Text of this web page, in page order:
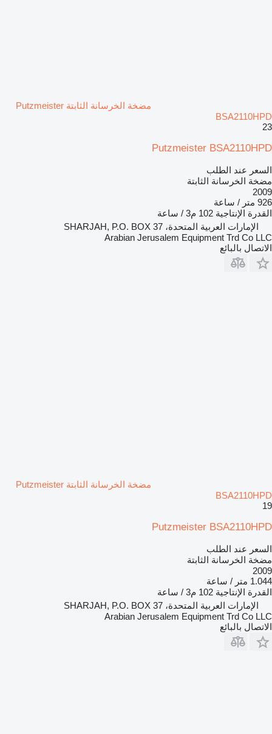
مضخة الخرسانة الثابتة Putzmeister
BSA2110HPD
23
Putzmeister BSA2110HPD
السعر عند الطلب
مضخة الخرسانة الثابتة
2009
926 متر / ساعة
القدرة الإنتاجية 102 م3 / ساعة
الإمارات العربية المتحدة، SHARJAH, P.O. BOX 37
Arabian Jerusalem Equipment Trd Co LLC
الاتصال بالبائع
مضخة الخرسانة الثابتة Putzmeister
BSA2110HPD
19
Putzmeister BSA2110HPD
السعر عند الطلب
مضخة الخرسانة الثابتة
2009
1.044 متر / ساعة
القدرة الإنتاجية 102 م3 / ساعة
الإمارات العربية المتحدة، SHARJAH, P.O. BOX 37
Arabian Jerusalem Equipment Trd Co LLC
الاتصال بالبائع